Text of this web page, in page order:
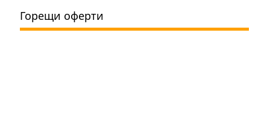
Горещи оферти